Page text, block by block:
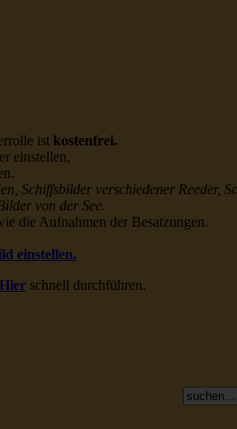
ist kostenfrei.
einstellen,
Schiffsbilder verschiedener Reeder,
von der See.
die Aufnahmen der Besatzungen.
einstellen.
Hier schnell durchführen.